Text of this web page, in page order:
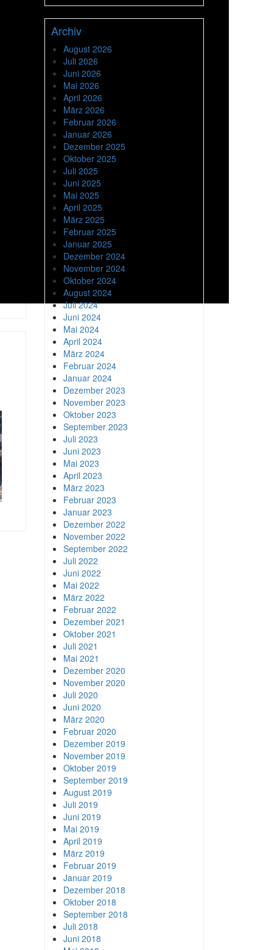
Archiv
August 2026
Juli 2026
Juni 2026
Mai 2026
April 2026
März 2026
Februar 2026
Januar 2026
Dezember 2025
Oktober 2025
Juli 2025
Juni 2025
Mai 2025
April 2025
März 2025
Februar 2025
Januar 2025
Dezember 2024
November 2024
Oktober 2024
August 2024
Juli 2024
Juni 2024
Mai 2024
April 2024
März 2024
Februar 2024
Januar 2024
Dezember 2023
November 2023
Oktober 2023
September 2023
Juli 2023
Juni 2023
Mai 2023
April 2023
März 2023
Februar 2023
Januar 2023
Dezember 2022
November 2022
September 2022
Juli 2022
Juni 2022
Mai 2022
März 2022
Februar 2022
Dezember 2021
Oktober 2021
Juli 2021
Mai 2021
Dezember 2020
November 2020
Juli 2020
Juni 2020
März 2020
Februar 2020
Dezember 2019
November 2019
Oktober 2019
September 2019
August 2019
Juli 2019
Juni 2019
Mai 2019
April 2019
März 2019
Februar 2019
Januar 2019
Dezember 2018
Oktober 2018
September 2018
Juli 2018
Juni 2018